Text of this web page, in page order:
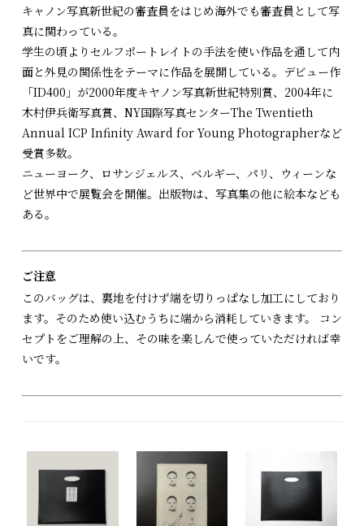
キャノン写真新世紀の審査員をはじめ海外でも審査員として写
真に関わっている。
学生の頃よりセルフポートレイトの手法を使い作品を通して内
面と外見の関係性をテーマに作品を展開している。デビュー作
「ID400」が2000年度キヤノン写真新世紀特別賞、2004年に
木村伊兵衛写真賞、NY国際写真センターThe Twentieth
Annual ICP Infinity Award for Young Photographerなど
受賞多数。
ニューヨーク、ロサンジェルス、ベルギー、パリ、ウィーンな
ど世界中で展覧会を開催。出版物は、写真集の他に絵本なども
ある。
ご注意
このバッグは、裏地を付けず端を切りっぱなし加工にしており
ます。そのため使い込むうちに端から消耗していきます。 コン
セプトをご理解の上、その味を楽しんで使っていただければ幸
いです。